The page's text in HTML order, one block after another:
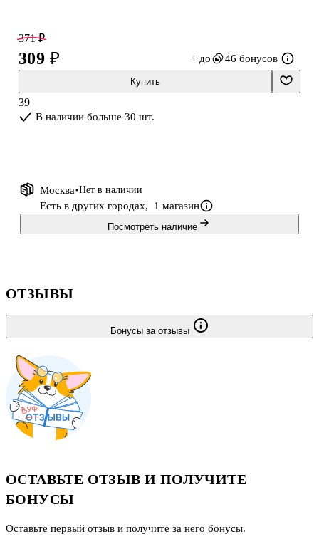
перечень. Издание адресовано учащимся 3–4 классов, учителям
английского языка, а также родителям для занятий с детьми
371 ₽
309 ₽ + до 46 бонусов
Купить
39
В наличии больше 30 шт.
Москва Нет в наличии
Есть в других городах, 1 магазин
Посмотреть наличие
ОТЗЫВЫ
Бонусы за отзывы
ОСТАВЬТЕ ОТЗЫВ И ПОЛУЧИТЕ
БОНУСЫ
Оставьте первый отзыв и получите за него бонусы.